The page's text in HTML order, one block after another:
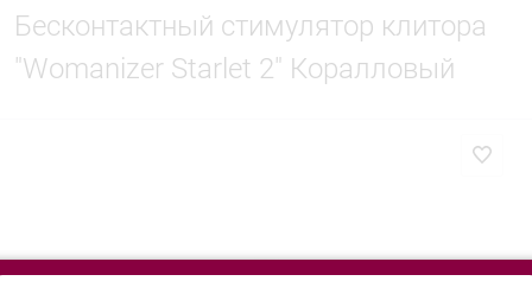
Бесконтактный стимулятор клитора
"Womanizer Starlet 2" Коралловый